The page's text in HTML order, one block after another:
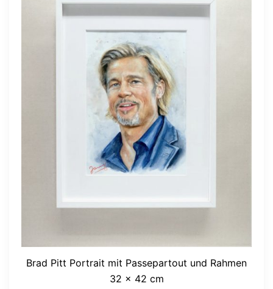
Brad Pitt Portrait mit Passepartout und Rahmen
32 x 42 cm